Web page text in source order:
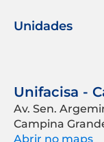
Unidades
Unifacisa -
Av. Sen.
Campina
Abrir no maps